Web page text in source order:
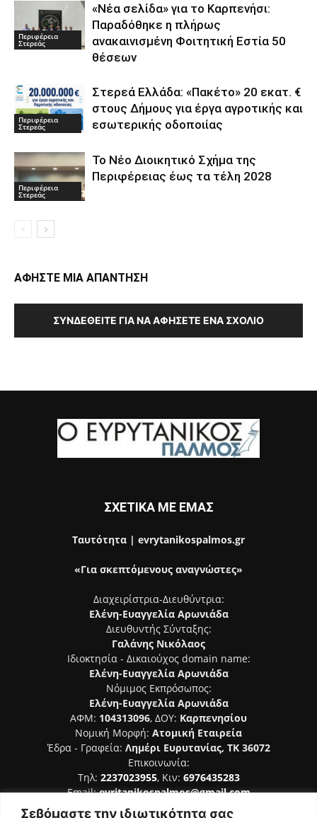
Σεβόμαστε την ιδιωτικότητα σας
Περιφέρεια
Στερεάς
«Νέα σελίδα» για το Καρπενήσι:
Παραδόθηκε η πλήρως
ανακαινισμένη Φοιτητική Εστία 50
θέσεων
Περιφέρεια
Στερεάς
Στερεά Ελλάδα: «Πακέτο» 20 εκατ. €
στους Δήμους για έργα αγροτικής και
εσωτερικής οδοποιίας
Περιφέρεια
Στερεάς
Το Νέο Διοικητικό Σχήμα της
Περιφέρειας έως τα τέλη 2028
ΑΦΗΣΤΕ ΜΙΑ ΑΠΑΝΤΗΣΗ
ΣΥΝΔΕΘΕΊΤΕ ΓΙΑ ΝΑ ΑΦΉΣΕΤΕ ΈΝΑ ΣΧΌΛΙΟ
ΣΧΕΤΙΚΑ ΜΕ ΕΜΑΣ
Ταυτότητα | evrytanikospalmos.gr
«Για σκεπτόμενους αναγνώστες»
Διαχειρίστρια-Διευθύντρια:
Ελένη-Ευαγγελία Αρωνιάδα
Διευθυντής Σύνταξης:
Γαλάνης Νικόλαος
Ιδιοκτησία - Δικαιούχος domain name:
Ελένη-Ευαγγελία Αρωνιάδα
Νόμιμος Εκπρόσωπος:
Ελένη-Ευαγγελία Αρωνιάδα
ΑΦΜ: 104313096, ΔΟΥ: Καρπενησίου
Νομική Μορφή: Ατομική Εταιρεία
Έδρα - Γραφεία: Λημέρι Ευρυτανίας, ΤΚ 36072
Επικοινωνία:
Τηλ: 2237023955, Κιν: 6976435283
Email:evritanikospalmos@gmail.com